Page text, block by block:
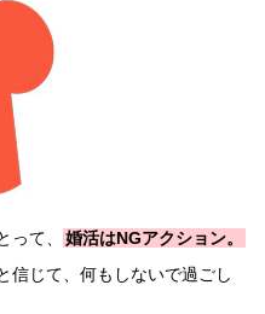
って、
婚活はNGアクション。
信じて、何もしないで過ごし